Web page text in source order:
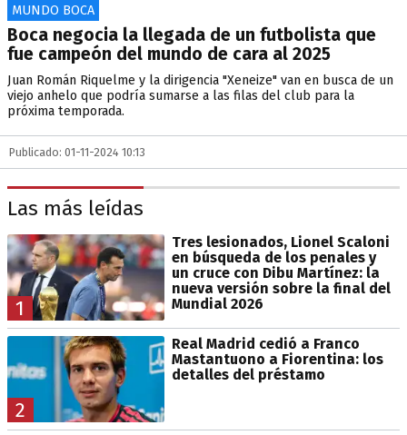
MUNDO BOCA
Boca negocia la llegada de un futbolista que
fue campeón del mundo de cara al 2025
Juan Román Riquelme y la dirigencia "Xeneize" van en busca de un
viejo anhelo que podría sumarse a las filas del club para la
próxima temporada.
Publicado: 01-11-2024 10:13
Las más leídas
1
Tres lesionados, Lionel Scaloni
en búsqueda de los penales y
un cruce con Dibu Martínez: la
nueva versión sobre la final del
Mundial 2026
2
Real Madrid cedió a Franco
Mastantuono a Fiorentina: los
detalles del préstamo